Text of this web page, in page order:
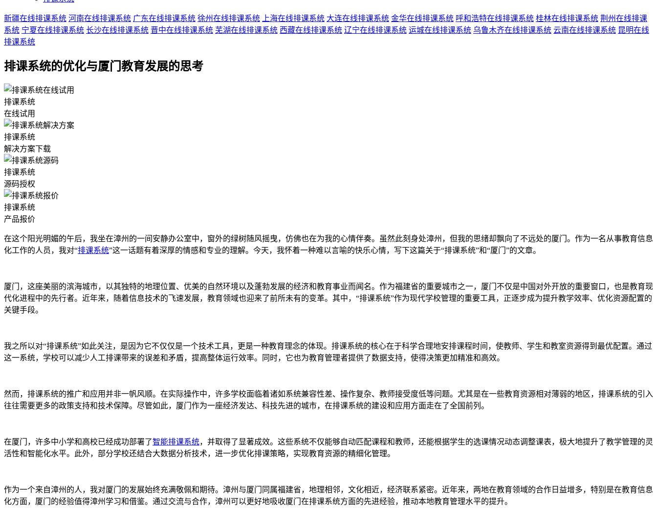
新疆在线排课系统 河南在线排课系统 广东在线排课系统 徐州在线排课系统 上海在线排课系统 大连在线排课系统 金华在线排课系统 呼和浩特在线排课系统 桂林在线排课系统 荆州在线排课
系统 宁夏在线排课系统 长沙在线排课系统 晋中在线排课系统 芜湖在线排课系统 西藏在线排课系统 辽宁在线排课系统 运城在线排课系统 乌鲁木齐在线排课系统 云南在线排课系统 昆明在线
排课系统
排课系统的优化与厦门教育发展的思考
排课系统
在线试用
排课系统
解决方案下载
排课系统
源码授权
排课系统
产品报价
在这个阳光明媚的午后，我坐在漳州的一间安静办公室中，窗外的绿树随风摇曳，仿佛也在为我的心情伴奏。虽然此刻身处漳州，但我的思绪却飘向了不远处的厦门。作为一名从事教育信息
化工作的人员，我对“排课系统”这一话题有着深厚的情感和专业的理解。今天，我怀着一种难以言喻的快乐心情，写下这篇关于“排课系统”和“厦门”的文章。
厦门，这座美丽的滨海城市，以其独特的地理位置、优美的自然环境以及蓬勃发展的经济和教育事业而闻名。作为福建省的重要城市之一，厦门不仅是中国对外开放的重要窗口，也是教育现
代化进程中的先行者。近年来，随着信息技术的飞速发展，教育领域也迎来了前所未有的变革。其中，“排课系统”作为现代学校管理的重要工具，正逐步成为提升教学效率、优化资源配置的
关键手段。
我之所以对“排课系统”如此关注，是因为它不仅仅是一个技术工具，更是一种教育理念的体现。排课系统的核心在于科学合理地安排课程时间，使教师、学生和教室资源得到最优配置。通过
这一系统，学校可以减少人工排课带来的误差和矛盾，提高整体运行效率。同时，它也为教育管理者提供了数据支持，使得决策更加精准和高效。
然而，排课系统的推广和应用并非一帆风顺。在实际操作中，许多学校面临着诸如系统兼容性差、操作复杂、教师接受度低等问题。尤其是在一些教育资源相对薄弱的地区，排课系统的引入
往往需要更多的政策支持和技术保障。尽管如此，厦门作为一座经济发达、科技先进的城市，在排课系统的建设和应用方面走在了全国前列。
在厦门，许多中小学和高校已经成功部署了智能排课系统，并取得了显著成效。这些系统不仅能够自动匹配课程和教师，还能根据学生的选课情况动态调整课表，极大地提升了教学管理的灵
活性和智能化水平。此外，部分学校还结合大数据分析技术，进一步优化排课策略，实现教育资源的精细化管理。
作为一个来自漳州的人，我对厦门的发展始终充满敬佩和期待。漳州与厦门同属福建省，地理相邻，文化相近，经济联系紧密。近年来，两地在教育领域的合作日益增多，特别是在教育信息
化方面，厦门的经验值得漳州学习和借鉴。通过交流与合作，漳州可以更好地吸收厦门在排课系统方面的先进经验，推动本地教育管理水平的提升。